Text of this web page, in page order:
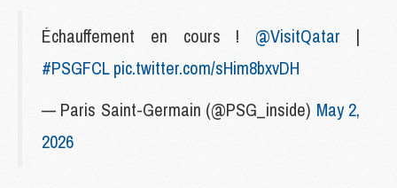
Échauffement en cours ! @VisitQatar |
#PSGFCL pic.twitter.com/sHim8bxvDH
— Paris Saint-Germain (@PSG_inside) May 2,
2026